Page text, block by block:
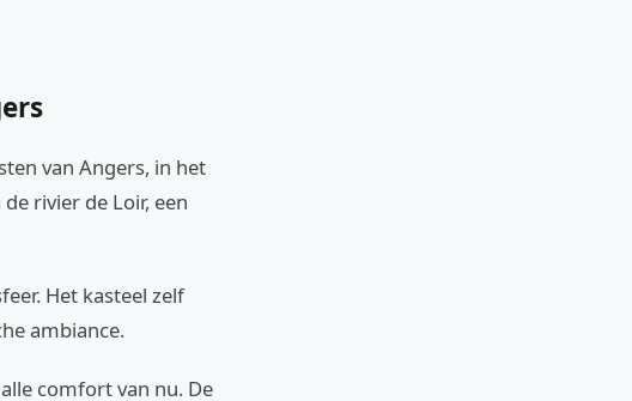
van Angers, in het
rivier de Loir, een
Het kasteel zelf
ambiance.
comfort van nu. De